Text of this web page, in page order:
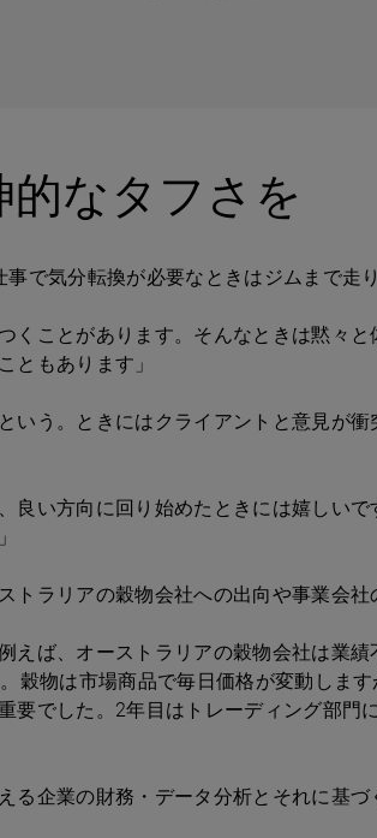
なタフさを
で気分転換が必要なときはジムまで走
ことがあります。そんなときは黙々
ともあります」
う。ときにはクライアントと意見が
良い方向に回り始めたときには嬉しい
ラリアの穀物会社への出向や事業会社
ば、オーストラリアの穀物会社は業
穀物は市場商品で毎日価格が変動しま
でした。2年目はトレーディング部門
企業の財務・データ分析とそれに基